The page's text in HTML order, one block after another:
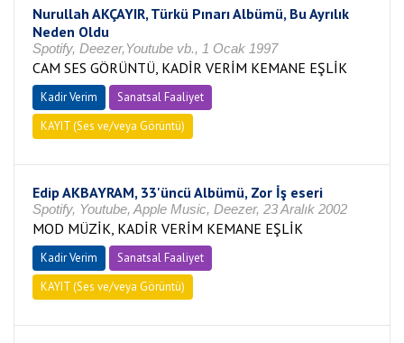
Nurullah AKÇAYIR, Türkü Pınarı Albümü, Bu Ayrılık
Neden Oldu
Spotify, Deezer,Youtube vb., 1 Ocak 1997
CAM SES GÖRÜNTÜ, KADİR VERİM KEMANE EŞLİK
Kadir Verim
Sanatsal Faaliyet
KAYIT (Ses ve/veya Görüntü)
Edip AKBAYRAM, 33'üncü Albümü, Zor İş eseri
Spotify, Youtube, Apple Music, Deezer, 23 Aralık 2002
MOD MÜZİK, KADİR VERİM KEMANE EŞLİK
Kadir Verim
Sanatsal Faaliyet
KAYIT (Ses ve/veya Görüntü)